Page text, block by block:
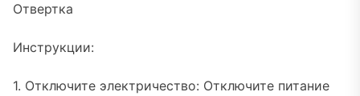
Отвертка
Инструкции:
1. Отключите электричество: Отключите питание